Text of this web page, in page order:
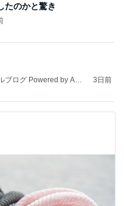
たのかと驚き
ブログ Powered by Ame
3日前